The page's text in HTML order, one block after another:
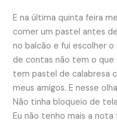
E na última quinta feira
comer um pastel antes
no balcão e fui escolher o
de contas não tem o que
tem pastel de calabresa
meus amigos. E nesse
Não tinha bloqueio de
Eu não tenho mais a nota